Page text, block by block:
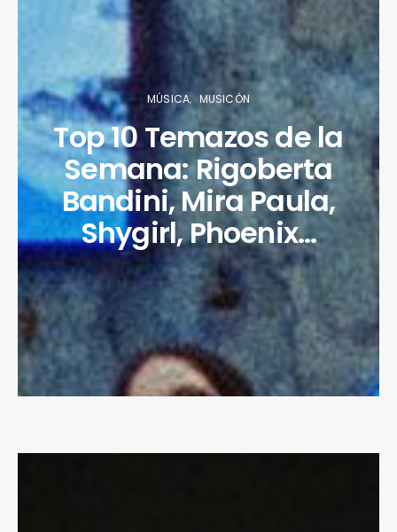
MÚSICA MUSICÓN
Top 10 Temazos de la
Semana: Rigoberta
Bandini, Mira Paula,
Shygirl, Phoenix…